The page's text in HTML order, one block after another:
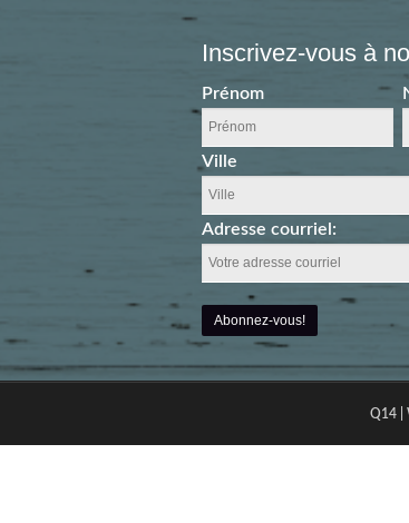
Inscrivez-vous à
Prénom
Ville
Adresse courriel:
Q14 |